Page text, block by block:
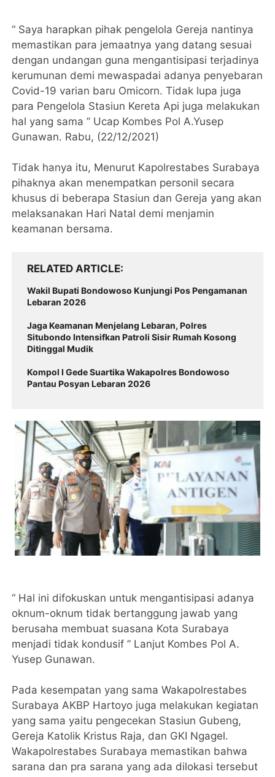
“ Saya harapkan pihak pengelola Gereja nantinya
memastikan para jemaatnya yang datang sesuai
dengan undangan guna mengantisipasi terjadinya
kerumunan demi mewaspadai adanya penyebaran
Covid-19 varian baru Omicorn. Tidak lupa juga
para Pengelola Stasiun Kereta Api juga melakukan
hal yang sama ” Ucap Kombes Pol A.Yusep
Gunawan. Rabu, (22/12/2021)
Tidak hanya itu, Menurut Kapolrestabes Surabaya
pihaknya akan menempatkan personil secara
khusus di beberapa Stasiun dan Gereja yang akan
melaksanakan Hari Natal demi menjamin
keamanan bersama.
RELATED ARTICLE
Wakil Bupati Bondowoso Kunjungi Pos Pengamanan
Lebaran 2026
Jaga Keamanan Menjelang Lebaran, Polres
Situbondo Intensifkan Patroli Sisir Rumah Kosong
Ditinggal Mudik
Kompol I Gede Suartika Wakapolres Bondowoso
Pantau Posyan Lebaran 2026
“ Hal ini difokuskan untuk mengantisipasi adanya
oknum-oknum tidak bertanggung jawab yang
berusaha membuat suasana Kota Surabaya
menjadi tidak kondusif ” Lanjut Kombes Pol A.
Yusep Gunawan.
Pada kesempatan yang sama Wakapolrestabes
Surabaya AKBP Hartoyo juga melakukan kegiatan
yang sama yaitu pengecekan Stasiun Gubeng,
Gereja Katolik Kristus Raja, dan GKI Ngagel.
Wakapolrestabes Surabaya memastikan bahwa
sarana dan pra sarana yang ada dilokasi tersebut